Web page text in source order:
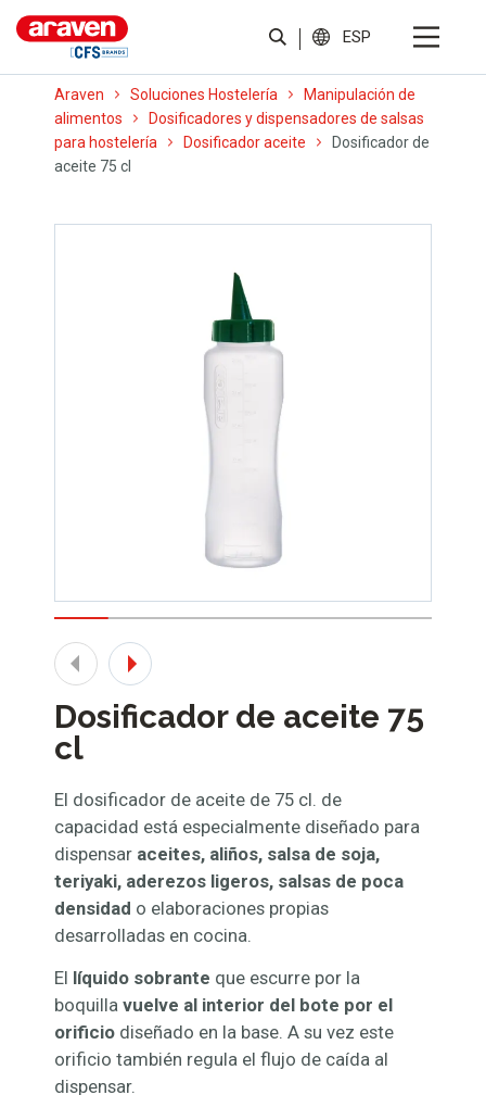
ESP
Araven Soluciones Hostelería
Manipulación de
alimentos
Dosificadores y dispensadores de salsas
para hostelería
Dosificador aceite
Dosificador de
aceite 75 cl
Dosificador de aceite 75
cl
El dosificador de aceite de 75 cl. de
capacidad está especialmente diseñado para
dispensar aceites, aliños, salsa de soja,
teriyaki, aderezos ligeros, salsas de poca
densidad o elaboraciones propias
desarrolladas en cocina.
El líquido sobrante que escurre por la
boquilla vuelve al interior del bote por el
orificio diseñado en la base. A su vez este
orificio también regula el flujo de caída al
dispensar.